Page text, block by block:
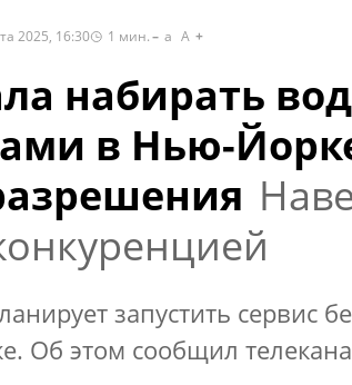
2025, 16:30 1 мин. a A
набирать
в Нью-
запустить сервис
Об этом сообщил